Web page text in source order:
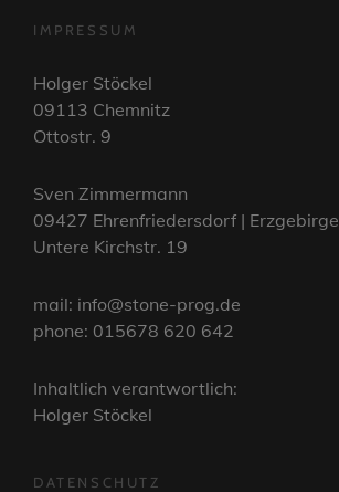
IMPRESSUM
Holger Stöckel
09113 Chemnitz
Ottostr. 9
Sven Zimmermann
09427 Ehrenfriedersdorf | Erzgebirge
Untere Kirchstr. 19
mail: info@stone-prog.de
phone: 015678 620 642
Inhaltlich verantwortlich:
Holger Stöckel
DATENSCHUTZ